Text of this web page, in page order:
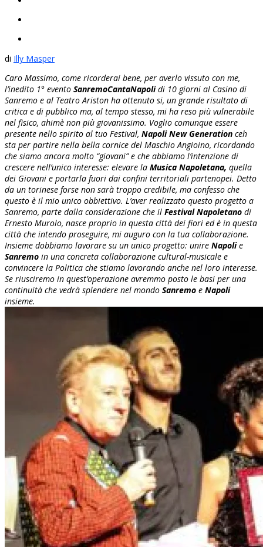
di Illy Masper
Caro Massimo, come ricorderai bene, per averlo vissuto con me,
l’inedito 1° evento SanremoCantaNapolidi 10 giorni al Casino di
Sanremo e al Teatro Ariston ha ottenuto si, un grande risultato di
critica e di pubblico ma, al tempo stesso, mi ha reso più vulnerabile
nel fisico, ahimè non più giovanissimo. Voglio comunque essere
presente nello spirito al tuo Festival, Napoli New Generation ceh
sta per partire nella bella cornice del Maschio Angioino, ricordando
che siamo ancora molto “giovani” e che abbiamo l’intenzione di
crescere nell’unico interesse: elevare la Musica Napoletana, quella
dei Giovani e portarla fuori dai confini territoriali partenopei. Detto
da un torinese forse non sarà troppo credibile, ma confesso che
questo è il mio unico obbiettivo. L’aver realizzato questo progetto a
Sanremo, parte dalla considerazione che il Festival Napoletano di
Ernesto Murolo, nasce proprio in questa città dei fiori ed è in questa
città che intendo proseguire, mi auguro con la tua collaborazione.
Insieme dobbiamo lavorare su un unico progetto: unire Napolie
Sanremo in una concreta collaborazione cultural-musicale e
convincere la Politica che stiamo lavorando anche nel loro interesse.
Se riusciremo in quest’operazione avremmo posto le basi per una
continuità che vedrà splendere nel mondo Sanremo e Napoli
insieme.